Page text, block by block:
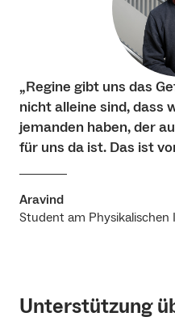
„Regine gibt uns das
nicht alleine sind, dass
jemanden haben, der
für uns da ist. Das ist
Aravind
Student am
Unterstützung